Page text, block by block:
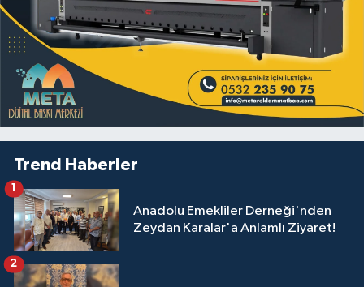
Trend Haberler
Anadolu Emekliler Derneği'nden
Zeydan Karalar'a Anlamlı Ziyaret!
1
2